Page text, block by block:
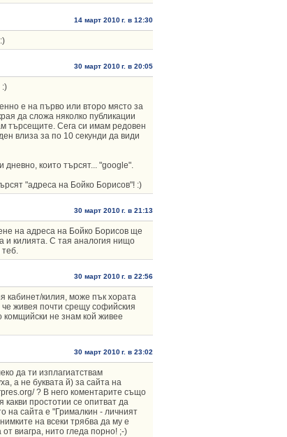
14 март 2010 г. в 12:30
30 март 2010 г. в 20:05
:)
е на първо или второ място за
да сложа няколко публикации
търсещите. Сега си имам редовен
влиза за по 10 секунди да види
които търсят... "google".
"адреса на Бойко Борисов"! :)
30 март 2010 г. в 21:13
на адреса на Бойко Борисов ще
и килията. С тая аналогия нищо
теб.
30 март 2010 г. в 22:56
кабинет/килия, може пък хората
че живея почти срещу софийския
комщийски не знам кой живее
30 март 2010 г. в 23:02
да ти изплагиатствам
а не буквата й) за сайта на
? В него коментарите също
простотии се опитват да
на сайта е "Грималкин - личният
на всеки трябва да му е
виагра, нито гледа порно! ;-)